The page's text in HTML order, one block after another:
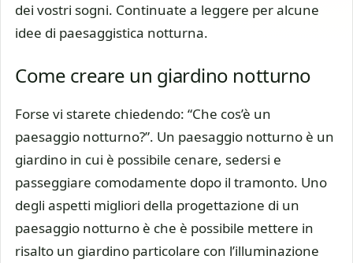
dei vostri sogni. Continuate a leggere per alcune
idee di paesaggistica notturna.
Come creare un giardino notturno
Forse vi starete chiedendo: “Che cos’è un
paesaggio notturno?”. Un paesaggio notturno è un
giardino in cui è possibile cenare, sedersi e
passeggiare comodamente dopo il tramonto. Uno
degli aspetti migliori della progettazione di un
paesaggio notturno è che è possibile mettere in
risalto un giardino particolare con l’illuminazione